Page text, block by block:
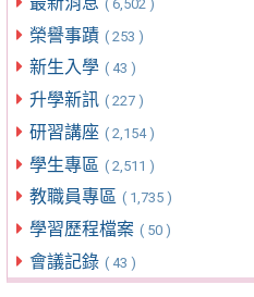
( 6,502 )
榮譽事蹟 ( 253 )
新生入學 ( 43 )
升學新訊 ( 227 )
研習講座 ( 2,154 )
學生專區 ( 2,511 )
教職員專區 ( 1,735 )
學習歷程檔案 ( 50 )
會議記錄 ( 43 )